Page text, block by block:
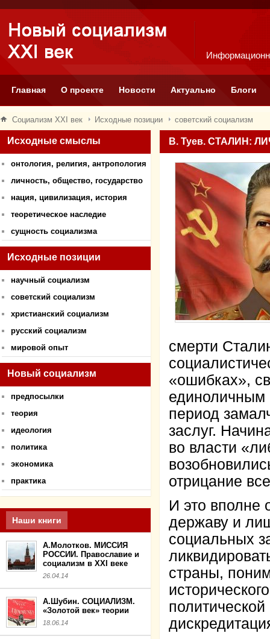
Главная О проекте Новости Актуально Блоги
Социализм XXI век Исходные позиции советский социализм
Исходные смыслы
онтология, религия, антропология
личность, общество, государство
нация, цивилизация, история
теоретическое наследие
сущность социализма
Исходные позиции
научный социализм
советский социализм
христианский социализм
русский социализм
мировой опыт
Новый социализм
предпосылки
теория
идеология
политика
экономика
практика
Наши книги
А.Молотков. МИССИЯ
РОССИИ. Православие и
социализм в XXI веке
26.04.14
А.Шубин. СОЦИАЛИЗМ.
«Золотой век» теории
18.06.14
В. Туев. СТАЛИН:
смерти
«ошибках»,
единоличным
период
заслуг.
во власти
отрицание
И это вполне
державу и
социальных
страны,